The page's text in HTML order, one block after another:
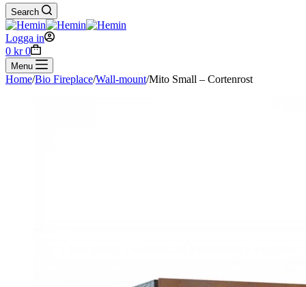
Search
Logga in
Shopping
cart
0 kr 0
Menu
Home/Bio Fireplace/Wall-mount/Mito Small – Cortenrost